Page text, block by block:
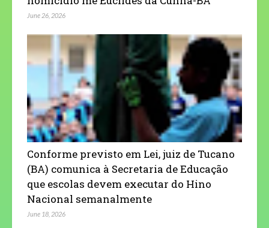
June 26, 2026
Conforme previsto em Lei, juiz de Tucano
(BA) comunica à Secretaria de Educação
que escolas devem executar do Hino
Nacional semanalmente
June 18, 2026